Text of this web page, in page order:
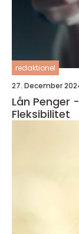
redaktionel
27. December
Lån Penger
Fleksibilitet